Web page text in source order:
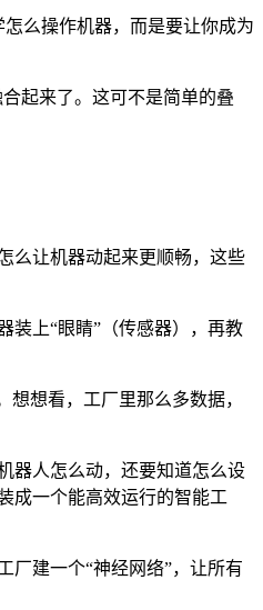
么操作机器，而是要让你成为
起来了。这可不是简单的叠
么让机器动起来更顺畅，这些
装上“眼睛”（传感器），再教
想看，工厂里那么多数据，
器人怎么动，还要知道怎么设
成一个能高效运行的智能工
厂建一个“神经网络”，让所有